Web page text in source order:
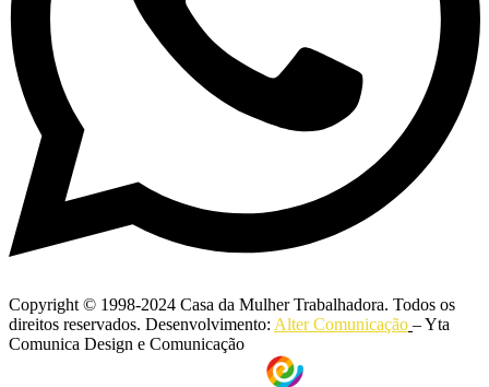
Copyright © 1998-2024 Casa da Mulher Trabalhadora. Todos os
direitos reservados. Desenvolvimento: Alter Comunicação – Yta
Comunica Design e Comunicação